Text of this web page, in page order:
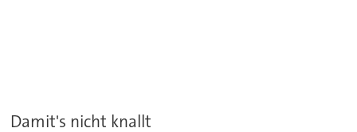
Damit's nicht knallt